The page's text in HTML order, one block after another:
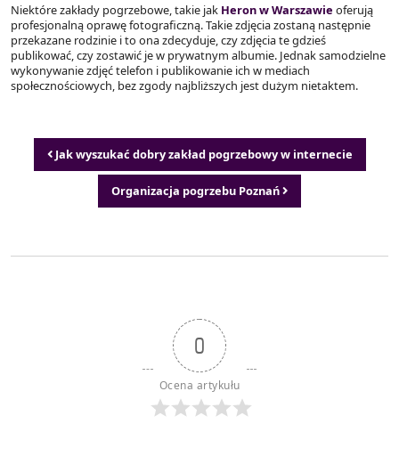
Niektóre zakłady pogrzebowe, takie jak Heron w Warszawie oferują
profesjonalną oprawę fotograficzną. Takie zdjęcia zostaną następnie
przekazane rodzinie i to ona zdecyduje, czy zdjęcia te gdzieś
publikować, czy zostawić je w prywatnym albumie. Jednak samodzielne
wykonywanie zdjęć telefon i publikowanie ich w mediach
społecznościowych, bez zgody najbliższych jest dużym nietaktem.
Nawigacja wpisu
Jak wyszukać dobry zakład pogrzebowy w internecie
Organizacja pogrzebu Poznań
0
Ocena artykułu